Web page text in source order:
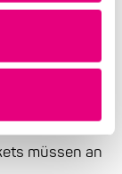
im BASF-
müssen an